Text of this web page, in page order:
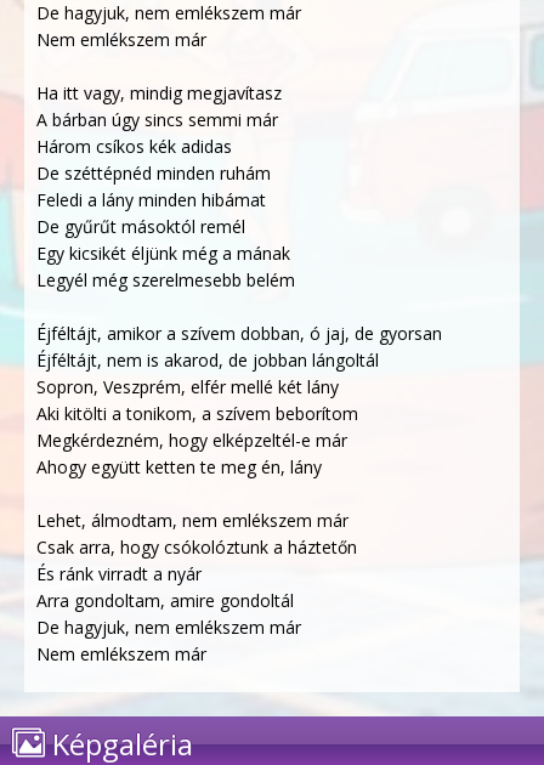
De hagyjuk, nem emlékszem már
Nem emlékszem már
Ha itt vagy, mindig megjavítasz
A bárban úgy sincs semmi már
Három csíkos kék adidas
De széttépnéd minden ruhám
Feledi a lány minden hibámat
De gyűrűt másoktól remél
Egy kicsikét éljünk még a mának
Legyél még szerelmesebb belém
Éjféltájt, amikor a szívem dobban, ó jaj, de gyorsan
Éjféltájt, nem is akarod, de jobban lángoltál
Sopron, Veszprém, elfér mellé két lány
Aki kitölti a tonikom, a szívem beborítom
Megkérdezném, hogy elképzeltél-e már
Ahogy együtt ketten te meg én, lány
Lehet, álmodtam, nem emlékszem már
Csak arra, hogy csókolóztunk a háztetőn
És ránk virradt a nyár
Arra gondoltam, amire gondoltál
De hagyjuk, nem emlékszem már
Nem emlékszem már
Képgaléria